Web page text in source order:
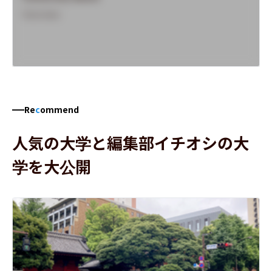
Recommend
人気の大学と編集部イチオシの大
学を大公開